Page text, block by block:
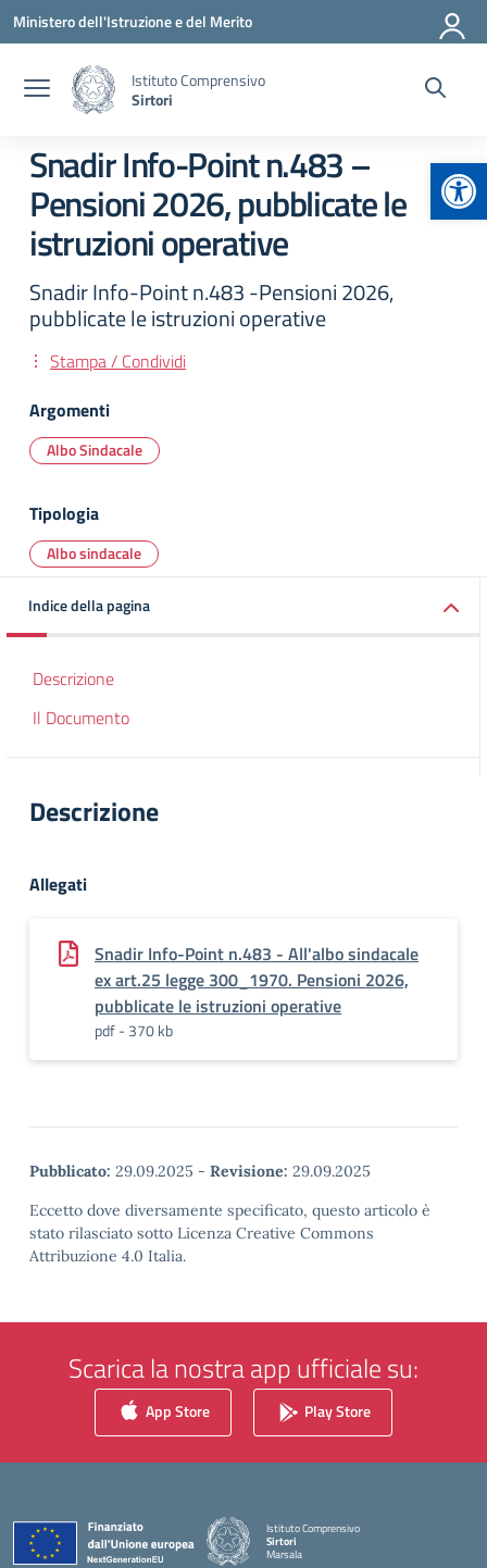
Vai ai contenuti
Vai al menu di navigazione
Vai al footer
Ministero dell'Istruzione e del Merito
Istituto Comprensivo
Sirtori
Snadir Info-Point n.483 –
Pensioni 2026, pubblicate le
istruzioni operative
Snadir Info-Point n.483 -Pensioni 2026,
pubblicate le istruzioni operative
Stampa / Condividi
Argomenti
Albo Sindacale
Tipologia
Albo sindacale
Indice della pagina
Descrizione
Il Documento
Descrizione
Allegati
Snadir Info-Point n.483 - All'albo sindacale
ex art.25 legge 300_1970. Pensioni 2026,
pubblicate le istruzioni operative
pdf - 370 kb
Pubblicato: 29.09.2025 - Revisione: 29.09.2025
Eccetto dove diversamente specificato, questo articolo è
stato rilasciato sotto Licenza Creative Commons
Attribuzione 4.0 Italia.
Scarica la nostra app ufficiale su:
App Store Play Store
Istituto Comprensivo
Sirtori
Marsala